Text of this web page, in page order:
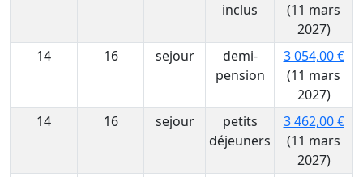
inclus
(11 mars
2027)
14
16 sejour
demi-
pension
3 054,00 €
(11 mars
2027)
14
16 sejour
petits
déjeuners
3 462,00 €
(11 mars
2027)